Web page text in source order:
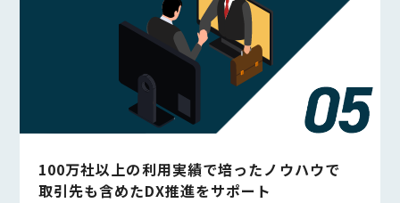
100万社以上の利用実績で培ったノウハウで
取引先も含めたDX推進をサポート